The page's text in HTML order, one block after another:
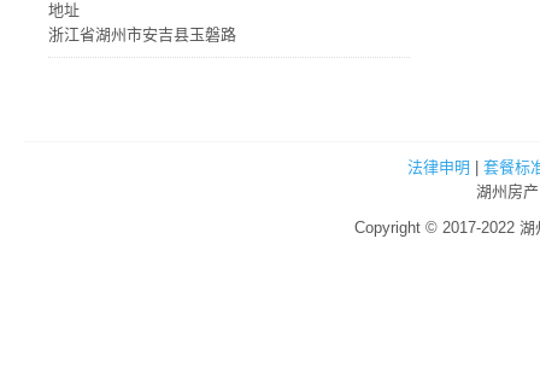
地址
浙江省湖州市安吉县玉磐路
法律申明
套餐标
湖州房
Copyright © 2017-2022